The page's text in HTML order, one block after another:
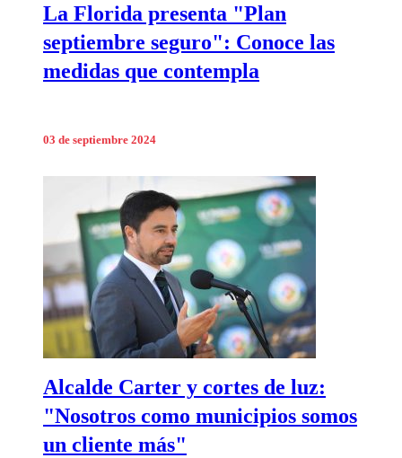
La Florida presenta "Plan
septiembre seguro": Conoce las
medidas que contempla
03 de septiembre 2024
Alcalde Carter y cortes de luz:
"Nosotros como municipios somos
un cliente más"